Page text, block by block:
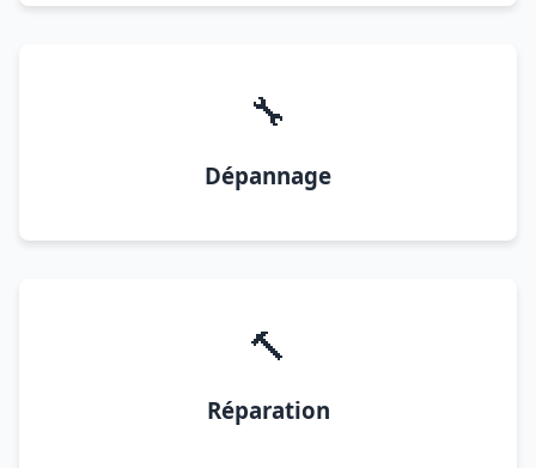
🔧
Dépannage
🔨
Réparation